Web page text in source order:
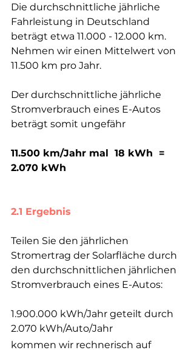
Die durchschnittliche jährliche
Fahrleistung in Deutschland
beträgt etwa 11.000 - 12.000 km.
Nehmen wir einen Mittelwert von
11.500 km pro Jahr.
Der durchschnittliche jährliche
Stromverbrauch eines E-Autos
beträgt somit ungefähr
11.500 km/Jahr mal  18 kWh  =
2.070 kWh
2.1 Ergebnis
Teilen Sie den jährlichen
Stromertrag der Solarfläche durch
den durchschnittlichen jährlichen
Stromverbrauch eines E-Autos:
1.900.000 kWh/Jahr geteilt durch
2.070 kWh/Auto/Jahr
kommen wir rechnerisch auf